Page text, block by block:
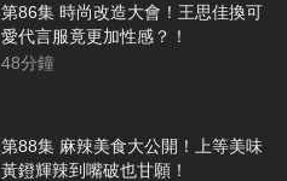
第86集 時尚改造大會！王思佳換可
愛代言服竟更加性感？！
48分鐘
第88集 麻辣美食大公開！上等美味
黃鐙輝辣到嘴破也甘願！